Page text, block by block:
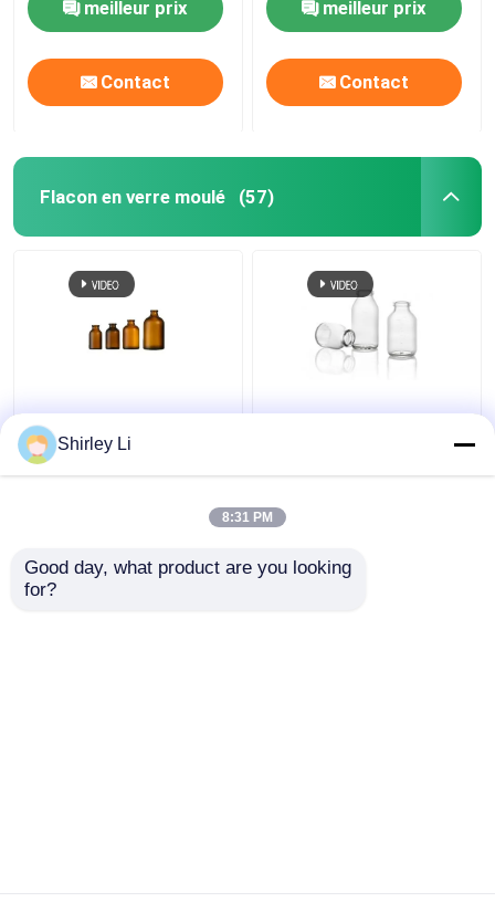
meilleur prix
Contact
meilleur prix
Contact
Flacon en verre moulé (57)
10ml 30ml 100ml
Bouteille de réactif en
verre ambré Bouteille
Flacon en verre moulé
Shirley Li
8:31 PM
Good day, what product are you looking
for?